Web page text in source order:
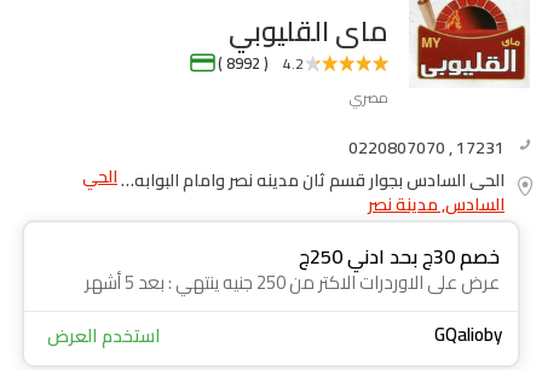
ماى القليوبي
4.2
( 8992 )
مصري
17231
,
0220807070
الحي السادس بجوار قسم ثان مدينه نصر وامام البوابه الرئيسيه لجامعة الازهرالحي
السادس, مدينة نصر
خصم 30ج بحد ادني 250ج
عرض على الاوردرات الاكتر من 250 جنيه ينتهي : بعد 5 أشهر
GQalioby
استخدم العرض